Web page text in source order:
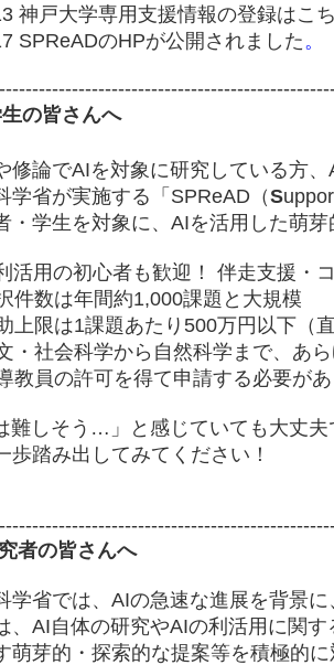
神戸大学専用支援情報の登録はこ
SPReADのHPが公開されました
の皆さんへ
修論でAIを対象に研究している方
学省が実施する「SPReAD（S
・学生を対象に、AIを活用した萌
活用の初心者も歓迎！ 伴走支援・
件数は年間約1,000課題と大規模
上限は1課題あたり500万円以下（
・社会科学から自然科学まで、あ
教員の許可を得て申請する必要が
難しそう…」と感じていても大丈
歩踏み出してみてください！
者の皆さんへ
学省では、AIの急速な進展を背景
、AI自体の研究やAIの利活用に関
萌芽的・探索的な提案等を積極的